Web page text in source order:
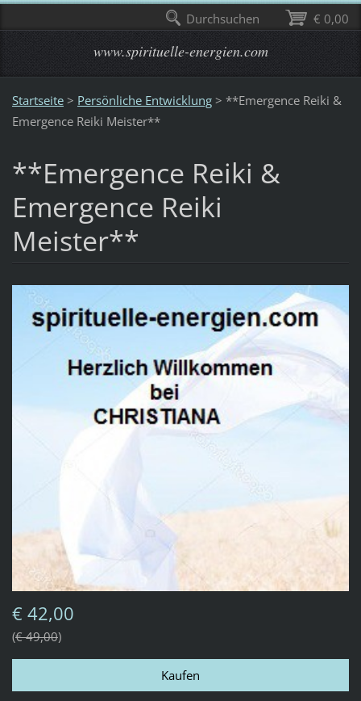
www.spirituelle-energien.com
Startseite > Persönliche Entwicklung > **Emergence Reiki &
Emergence Reiki Meister**
**Emergence Reiki &
Emergence Reiki
Meister**
€ 42,00
€ 49,00
€ 0,00
Durchsuchen